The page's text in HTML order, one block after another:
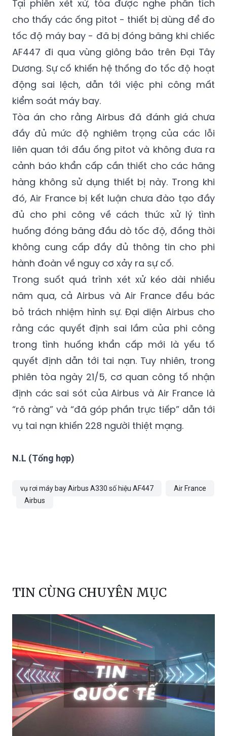
tốc độ máy bay - đã bị đóng băng khi chiếc
AF447 đi qua vùng giông bão trên Đại Tây
Dương. Sự cố khiến hệ thống đo tốc độ hoạt
động sai lệch, dẫn tới việc phi công mất
kiểm soát máy bay.
Tòa án cho rằng Airbus đã đánh giá chưa
đầy đủ mức độ nghiêm trọng của các lỗi
liên quan tới đầu ống pitot và không đưa ra
cảnh báo khẩn cấp cần thiết cho các hãng
hàng không sử dụng thiết bị này. Trong khi
đó, Air France bị kết luận chưa đào tạo đầy
đủ cho phi công về cách thức xử lý tình
huống đóng băng đầu dò tốc độ, đồng thời
không cung cấp đầy đủ thông tin cho phi
hành đoàn về nguy cơ xảy ra sự cố.
Trong suốt quá trình xét xử kéo dài nhiều
năm qua, cả Airbus và Air France đều bác
bỏ trách nhiệm hình sự. Đại diện Airbus cho
rằng các quyết định sai lầm của phi công
trong tình huống khẩn cấp mới là yếu tố
quyết định dẫn tới tai nạn. Tuy nhiên, trong
phiên tòa ngày 21/5, cơ quan công tố nhận
định các sai sót của Airbus và Air France là
“rõ ràng” và “đã góp phần trực tiếp” dẫn tới
vụ tai nạn khiến 228 người thiệt mạng.
N.L (Tổng hợp)
vụ rơi máy bay Airbus A330 số hiệu AF447